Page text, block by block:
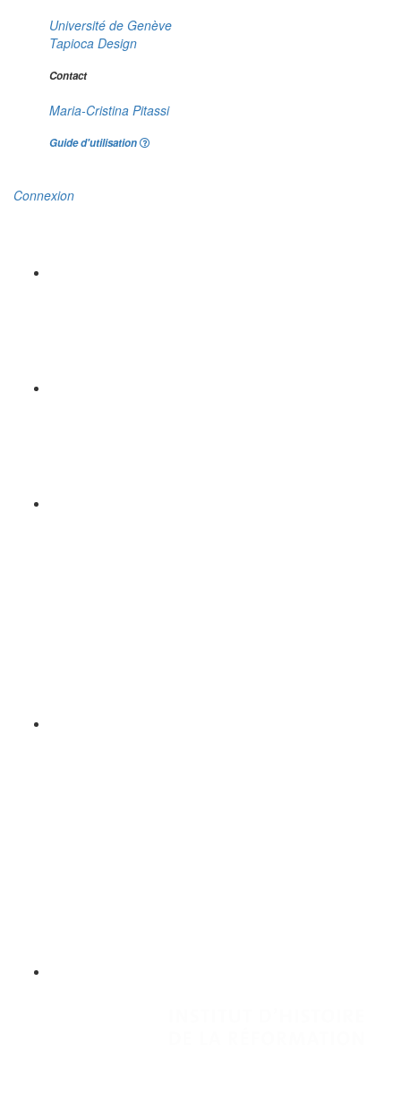
Université de Genève
Tapioca Design
Contact
Maria-Cristina Pitassi
Guide d'utilisation
Connexion